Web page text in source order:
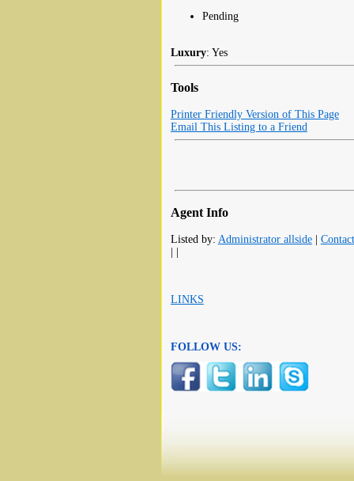
Pending
Luxury: Yes
Tools
Printer Friendly Version of This Page
Email This Listing to a Friend
Agent Info
Listed by: Administrator allside|
LINKS
FOLLOW US: